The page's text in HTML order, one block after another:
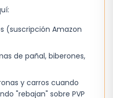
(suscripción Amazon
de pañal, biberones,
y carros cuando
"rebajan" sobre PVP